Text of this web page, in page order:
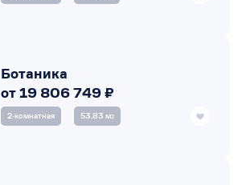
Ботаника
от 19 806 749 ₽
2‑комнатная 53.83 м2